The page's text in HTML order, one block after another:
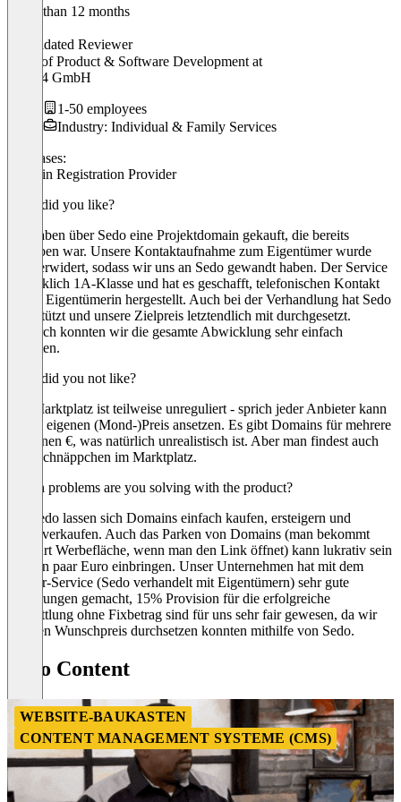
Older than 12 months
Validated Reviewer
Head of Product & Software Development at
Care24 GmbH
1-50 employees
Industry: Individual & Family Services
Use cases:
Domain Registration Provider
What did you like?
Wir haben über Sedo eine Projektdomain gekauft, die bereits
vergeben war. Unsere Kontaktaufnahme zum Eigentümer wurde
nicht erwidert, sodass wir uns an Sedo gewandt haben. Der Service
ist wirklich 1A-Klasse und hat es geschafft, telefonischen Kontakt
zu der Eigentümerin hergestellt. Auch bei der Verhandlung hat Sedo
unterstützt und unsere Zielpreis letztendlich mit durchgesetzt.
Dadurch konnten wir die gesamte Abwicklung sehr einfach
gestalten.
What did you not like?
Der Marktplatz ist teilweise unreguliert - sprich jeder Anbieter kann
seinen eigenen (Mond-)Preis ansetzen. Es gibt Domains für mehrere
Millionen €, was natürlich unrealistisch ist. Aber man findest auch
gute Schnäppchen im Marktplatz.
Which problems are you solving with the product?
Mit Sedo lassen sich Domains einfach kaufen, ersteigern und
weiterverkaufen. Auch das Parken von Domains (man bekommt
eine Art Werbefläche, wenn man den Link öffnet) kann lukrativ sein
und ein paar Euro einbringen. Unser Unternehmen hat mit dem
Broker-Service (Sedo verhandelt mit Eigentümern) sehr gute
Erfahrungen gemacht, 15% Provision für die erfolgreiche
Vermittlung ohne Fixbetrag sind für uns sehr fair gewesen, da wir
unseren Wunschpreis durchsetzen konnten mithilfe von Sedo.
Sedo Content
WEBSITE-BAUKASTEN
CONTENT MANAGEMENT SYSTEME (CMS)